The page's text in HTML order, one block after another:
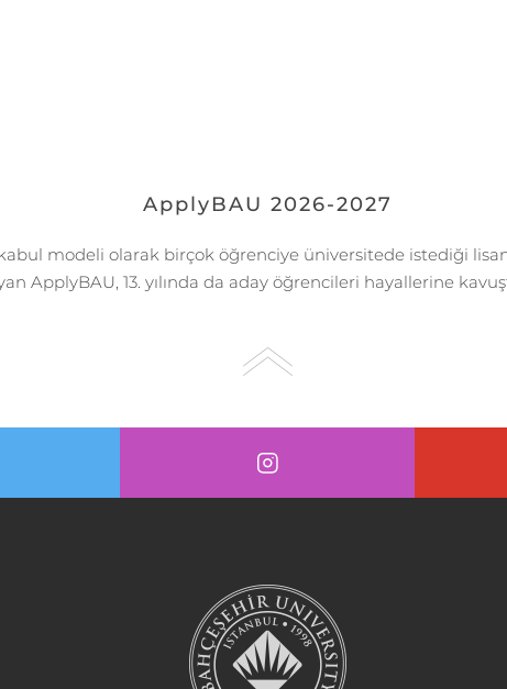
ApplyBAU 2026-2027
modeli olarak birçok öğrenciye üniversitede istediği
ApplyBAU, 13. yılında da aday öğrencileri hayallerine